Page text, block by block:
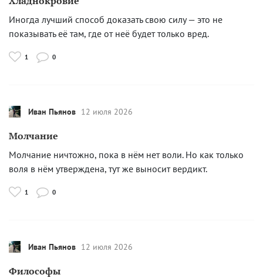
Иногда лучший способ доказать свою силу — это не
показывать её там, где от неё будет только вред.
1 0
Иван Пьянов 12 июля 2026
Молчание
Молчание ничтожно, пока в нём нет воли. Но как только
воля в нём утверждена, тут же выносит вердикт.
1 0
Иван Пьянов 12 июля 2026
Философы